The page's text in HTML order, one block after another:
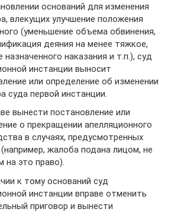
оснований для изменения
влекущих улучшение положения
(уменьшение объема обвинения,
деяния на менее тяжкое,
назначенного наказания и т.п.), суд
инстанции выносит
или определение об изменении
суда первой инстанции.
вынести постановление или
о прекращении апелляционного
в случаях, предусмотренных
жалоба подана лицом, не
это право).
к тому оснований суд
инстанции вправе отменить
приговор и вынести